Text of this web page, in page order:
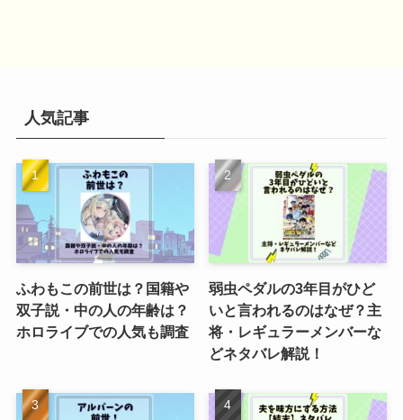
人気記事
ふわもこの前世は？国籍や
双子説・中の人の年齢は？
ホロライブでの人気も調査
弱虫ペダルの3年目がひど
いと言われるのはなぜ？主
将・レギュラーメンバーな
どネタバレ解説！